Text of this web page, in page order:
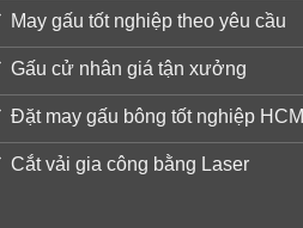
May gấu tốt nghiệp theo yêu cầu
Gấu cử nhân giá tận xưởng
Đặt may gấu bông tốt nghiệp HCM
Cắt vải gia công bằng Laser